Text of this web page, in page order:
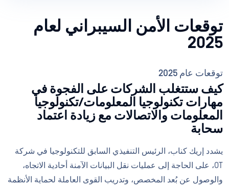
توقعات الأمن السيبراني لعام
2025
توقعات عام 2025
كيف ستتغلب الشركات على الفجوة في
مهارات تكنولوجيا المعلومات/تكنولوجيا
المعلومات والاتصالات مع زيادة اعتماد
سحابة
يشدد إريك كناب، الرئيس التنفيذي السابق للتكنولوجيا في شركة
OT، على الحاجة إلى عمليات نقل البيانات الآمنة أحادية الاتجاه،
والوصول عن بُعد المخصص، وتدريب القوى العاملة لحماية الأنظمة